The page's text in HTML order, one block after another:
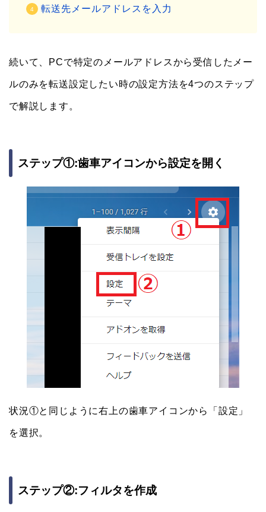
転送先メールアドレスを入力
続いて、PCで特定のメールアドレスから受信したメー
ルのみを転送設定したい時の設定方法を4つのステップ
で解説します。
ステップ①:歯車アイコンから設定を開く
状況①と同じように右上の歯車アイコンから「設定」
を選択。
ステップ②:フィルタを作成